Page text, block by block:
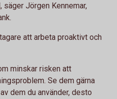
Jörgen Kennemar,
att arbeta proaktivt och
minskar risken att
Se dem gärna
dem du använder, desto